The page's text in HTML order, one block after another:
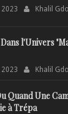
2023 Khalil
l'Univers
2023 Khalil
Quand Une
à Trépa